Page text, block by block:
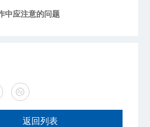
中应注意的问题
返回列表